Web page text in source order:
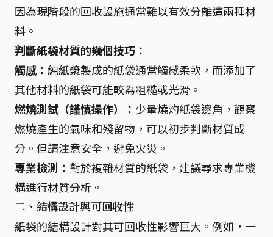
因為現階段的回收設施通常難以有效分離這兩種材
料。
判斷紙袋材質的幾個技巧：
觸感： 純紙漿製成的紙袋通常觸感柔軟，而添加了
其他材料的紙袋可能較為粗糙或光滑。
燃燒測試（謹慎操作）： 少量燒灼紙袋邊角，觀察
燃燒產生的氣味和殘留物，可以初步判斷材質成
分。但請注意安全，避免火災。
專業檢測： 對於複雜材質的紙袋，建議尋求專業機
構進行材質分析。
二、結構設計與可回收性
紙袋的結構設計對其可回收性影響巨大。例如，一